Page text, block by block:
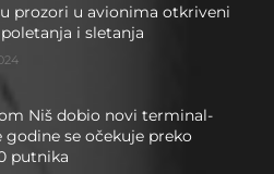
prozori u avionima otkriveni
i sletanja
Niš dobio novi terminal-
godine se očekuje preko
putnika